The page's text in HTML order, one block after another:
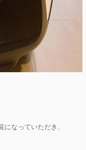
なっていただき、